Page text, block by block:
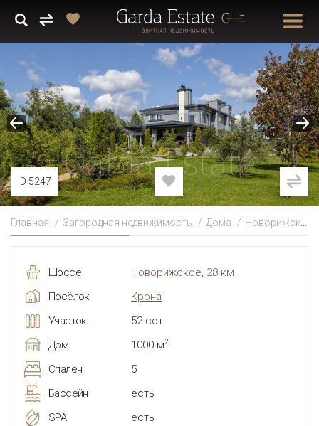
ID 5247
Главная Загородная недвижимость Дома Новорижское
Шоссе
Новорижское, 28 км
Посёлок
Крона
Участок
52 сот.
Дом
1000 м2
Спален
5
Бассейн
есть
SPA
есть